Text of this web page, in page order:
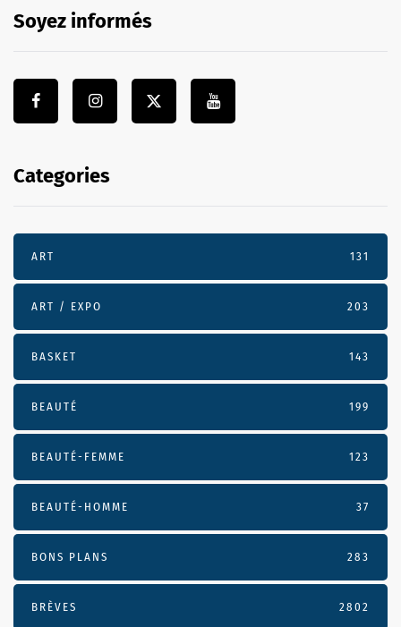
Soyez informés
Categories
ART 131
ART / EXPO 203
BASKET 143
BEAUTÉ 199
BEAUTÉ-FEMME 123
BEAUTÉ-HOMME 37
BONS PLANS 283
BRÈVES 2802